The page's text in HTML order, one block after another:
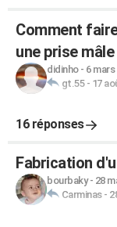
Comment
une prise mâle
didinho- 6 mars
gt.55- 17
16 réponses
Fabrication
bourbaky- 28
Carminas-